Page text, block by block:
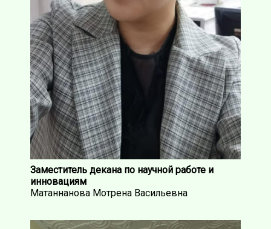
Заместитель декана по научной работе и
инновациям
Матаннанова Мотрена Васильевна